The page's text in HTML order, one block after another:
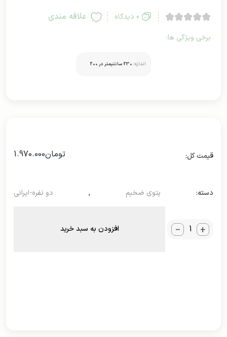
در کنار هم هستند.
0 دیدگاه علاقه مندی
برخی ویژگی ها:
اندازه: 230 سانتیمتر در 200
تومان1.970.000
دسته: پتوی ضخیم , دو نفره-ایرانی
_ + افزودن به سبد خرید